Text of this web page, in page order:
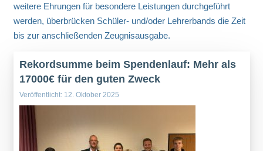
weitere Ehrungen für besondere Leistungen durchgeführt
werden, überbrücken Schüler- und/oder Lehrerbands die Zeit
bis zur anschließenden Zeugnisausgabe.
Rekordsumme beim Spendenlauf: Mehr als
17000€ für den guten Zweck
Veröffentlicht: 12. Oktober 2025